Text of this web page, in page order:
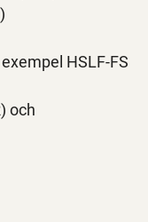
HSLF‑FS
och